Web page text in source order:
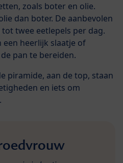
zoals boter en olie.
dan boter. De aanbevolen
twee eetlepels per dag.
een heerlijk slaatje of
pan te bereiden.
piramide, aan de top, staan
en iets om